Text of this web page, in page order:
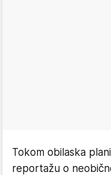
Tokom obilaska
reportažu o